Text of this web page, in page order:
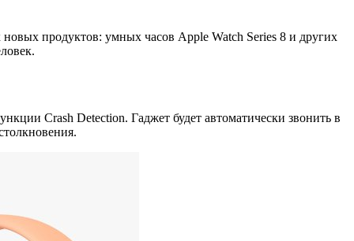
продуктов: умных часов Apple Watch Series 8 и других
Crash Detection. Гаджет будет автоматически звонить в